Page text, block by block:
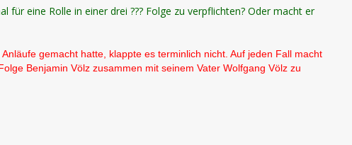
eine Rolle in einer drei ??? Folge zu verpflichten? Oder macht er
gemacht hatte, klappte es terminlich nicht. Auf jeden Fall macht
Benjamin Völz zusammen mit seinem Vater Wolfgang Völz zu